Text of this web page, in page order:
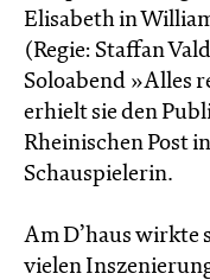
Elisabeth in
(Regie: Staffan
Soloabend »Alles
erhielt sie den
Rheinischen Post
Schauspielerin.
Am D’haus wirkte
vielen